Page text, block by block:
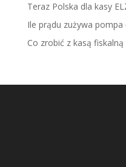
Teraz Polska dla kasy
Ile prądu zużywa pompa
Co zrobić z kasą